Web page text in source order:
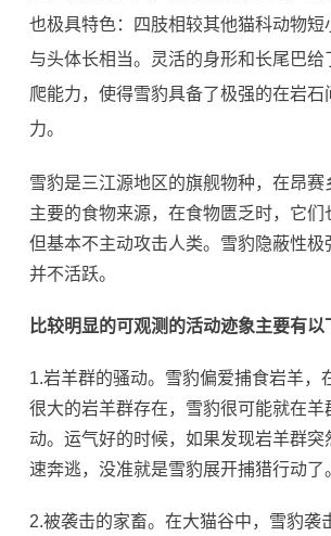
也极具特色：四肢相较其他猫科动物短
与头体长相当。灵活的身形和长尾巴给
爬能力，使得雪豹具备了极强的在岩石
力。
雪豹是三江源地区的旗舰物种，在昂赛
主要的食物来源，在食物匮乏时，它们
但基本不主动攻击人类。雪豹隐蔽性极
并不活跃。
比较明显的可观测的活动迹象主要有以
1.岩羊群的骚动。雪豹偏爱捕食岩羊，
很大的岩羊群存在，雪豹很可能就在羊
动。运气好的时候，如果发现岩羊群突
速奔逃，没准就是雪豹展开捕猎行动了
2.被袭击的家畜。在大猫谷中，雪豹袭